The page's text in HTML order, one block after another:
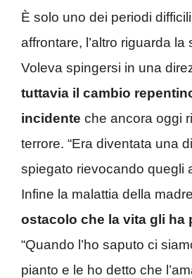
È solo uno dei periodi
affrontare, l’altro riguarda la
Voleva spingersi in una
tuttavia il cambio
incidente che ancora oggi
terrore. “Era diventata una
spiegato rievocando quegli
Infine la malattia della
ostacolo che la vita gli ha
“Quando l’ho saputo ci
pianto e le ho detto che